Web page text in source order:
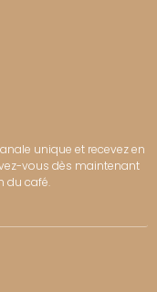
unique et recevez en
vous dès maintenant
du café.